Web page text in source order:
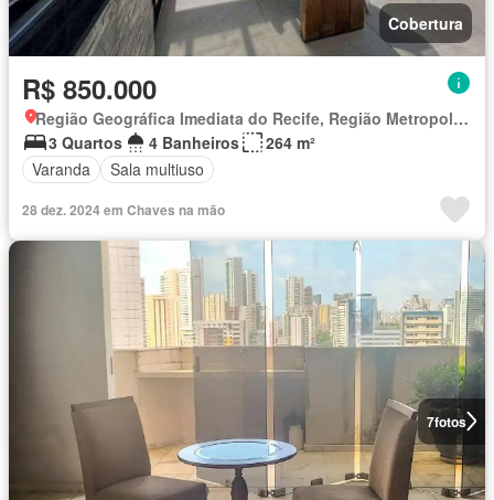
Cobertura
R$ 850.000
Região Geográfica Imediata do Recife, Região Metropolitana do Recife
3 Quartos
4 Banheiros
264 m²
Varanda
Sala multiuso
28 dez. 2024 em Chaves na mão
7fotos